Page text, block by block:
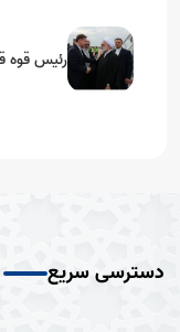
رئیس قوه
دسترسی سریع